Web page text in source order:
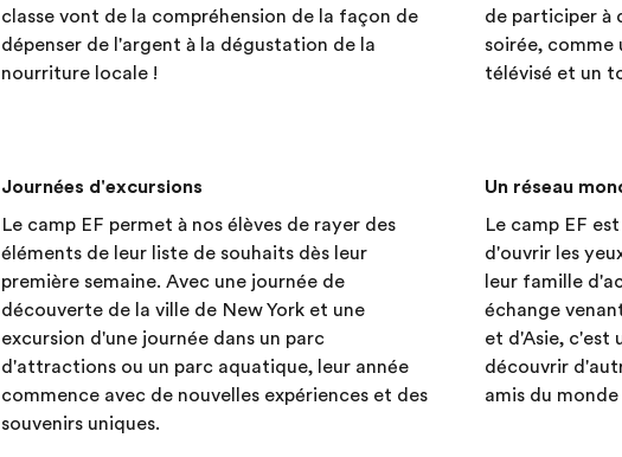
classe vont de la compréhension de la façon de
dépenser de l'argent à la dégustation de la
nourriture locale !
de participer à
soirée, comme
télévisé et un
Journées d'excursions
Le camp EF permet à nos élèves de rayer des
éléments de leur liste de souhaits dès leur
première semaine. Avec une journée de
découverte de la ville de New York et une
excursion d'une journée dans un parc
d'attractions ou un parc aquatique, leur année
commence avec de nouvelles expériences et des
souvenirs uniques.
Un réseau
Le camp EF
d'ouvrir les
leur famille
échange
et d'Asie, c'est
découvrir
amis du